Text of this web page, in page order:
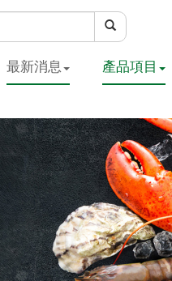
最新消息 產品項目